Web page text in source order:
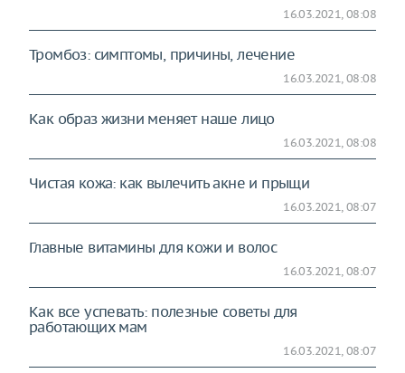
16.03.2021, 08:08
Тромбоз: симптомы, причины, лечение
16.03.2021, 08:08
Как образ жизни меняет наше лицо
16.03.2021, 08:08
Чистая кожа: как вылечить акне и прыщи
16.03.2021, 08:07
Главные витамины для кожи и волос
16.03.2021, 08:07
Как все успевать: полезные советы для
работающих мам
16.03.2021, 08:07